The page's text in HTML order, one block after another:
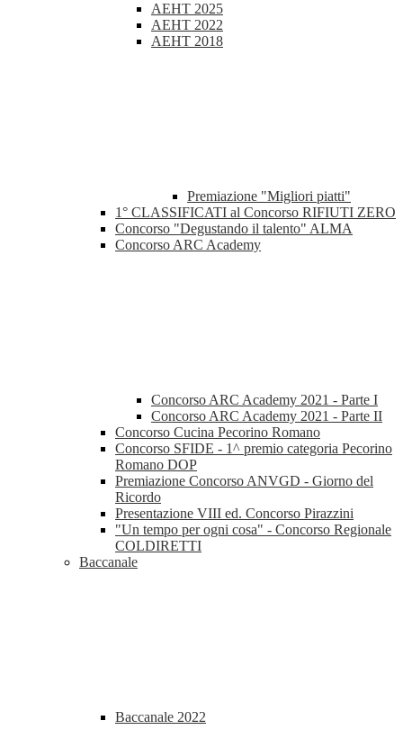
AEHT 2025
AEHT 2022
AEHT 2018
Premiazione "Migliori piatti"
1° CLASSIFICATI al Concorso RIFIUTI ZERO
Concorso "Degustando il talento" ALMA
Concorso ARC Academy
Concorso ARC Academy 2021 - Parte I
Concorso ARC Academy 2021 - Parte II
Concorso Cucina Pecorino Romano
Concorso SFIDE - 1^ premio categoria Pecorino
Romano DOP
Premiazione Concorso ANVGD - Giorno del
Ricordo
Presentazione VIII ed. Concorso Pirazzini
"Un tempo per ogni cosa" - Concorso Regionale
COLDIRETTI
Baccanale
Baccanale 2022